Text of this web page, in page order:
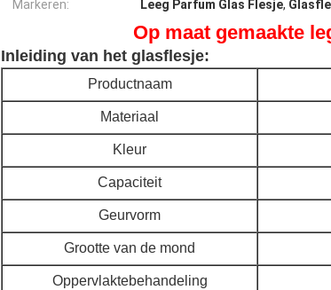
Markeren: Leeg Parfum Glas Flesje,
Op maat gemaakte
Inleiding van het glasflesje:
Productnaam
Materiaal
Kleur
Capaciteit
Geurvorm
Grootte van de mond
Oppervlaktebehandeling